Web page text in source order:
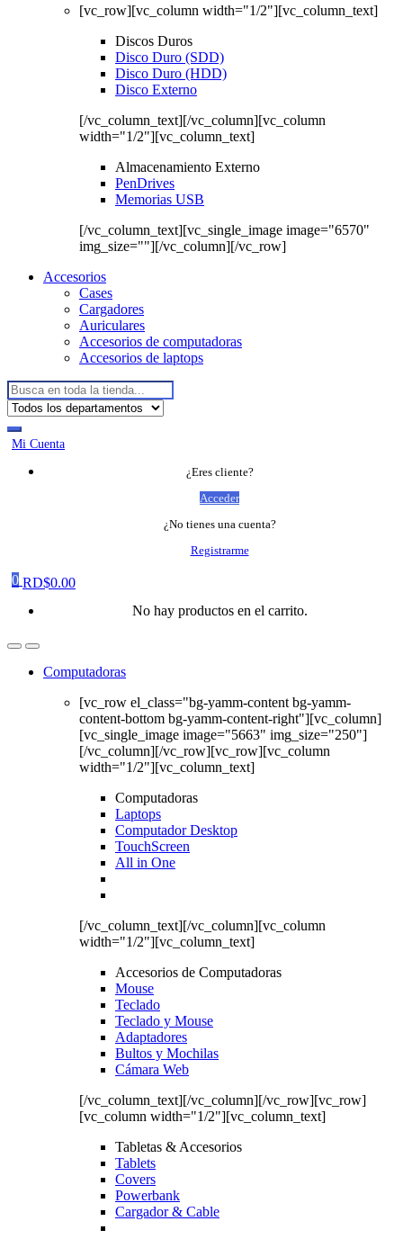
[vc_row][vc_column width="1/2"][vc_column_text]
Discos Duros
Disco Duro (SDD)
Disco Duro (HDD)
Disco Externo
[/vc_column_text][/vc_column][vc_column
width="1/2"][vc_column_text]
Almacenamiento Externo
PenDrives
Memorias USB
[/vc_column_text][vc_single_image image="6570"
img_size=""][/vc_column][/vc_row]
Accesorios
Cases
Cargadores
Auriculares
Accesorios de computadoras
Accesorios de laptops
Buscar:
Mi Cuenta
¿Eres cliente?
Acceder
¿No tienes una cuenta?
Registrarme
0 RD$0.00
No hay productos en el carrito.
Computadoras
[vc_row el_class="bg-yamm-content bg-yamm-
content-bottom bg-yamm-content-right"][vc_column]
[vc_single_image image="5663" img_size="250"]
[/vc_column][/vc_row][vc_row][vc_column
width="1/2"][vc_column_text]
Computadoras
Laptops
Computador Desktop
TouchScreen
All in One
[/vc_column_text][/vc_column][vc_column
width="1/2"][vc_column_text]
Accesorios de Computadoras
Mouse
Teclado
Teclado y Mouse
Adaptadores
Bultos y Mochilas
Cámara Web
[/vc_column_text][/vc_column][/vc_row][vc_row]
[vc_column width="1/2"][vc_column_text]
Tabletas & Accesorios
Tablets
Covers
Powerbank
Cargador & Cable